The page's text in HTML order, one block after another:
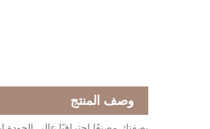
وصف المنتج